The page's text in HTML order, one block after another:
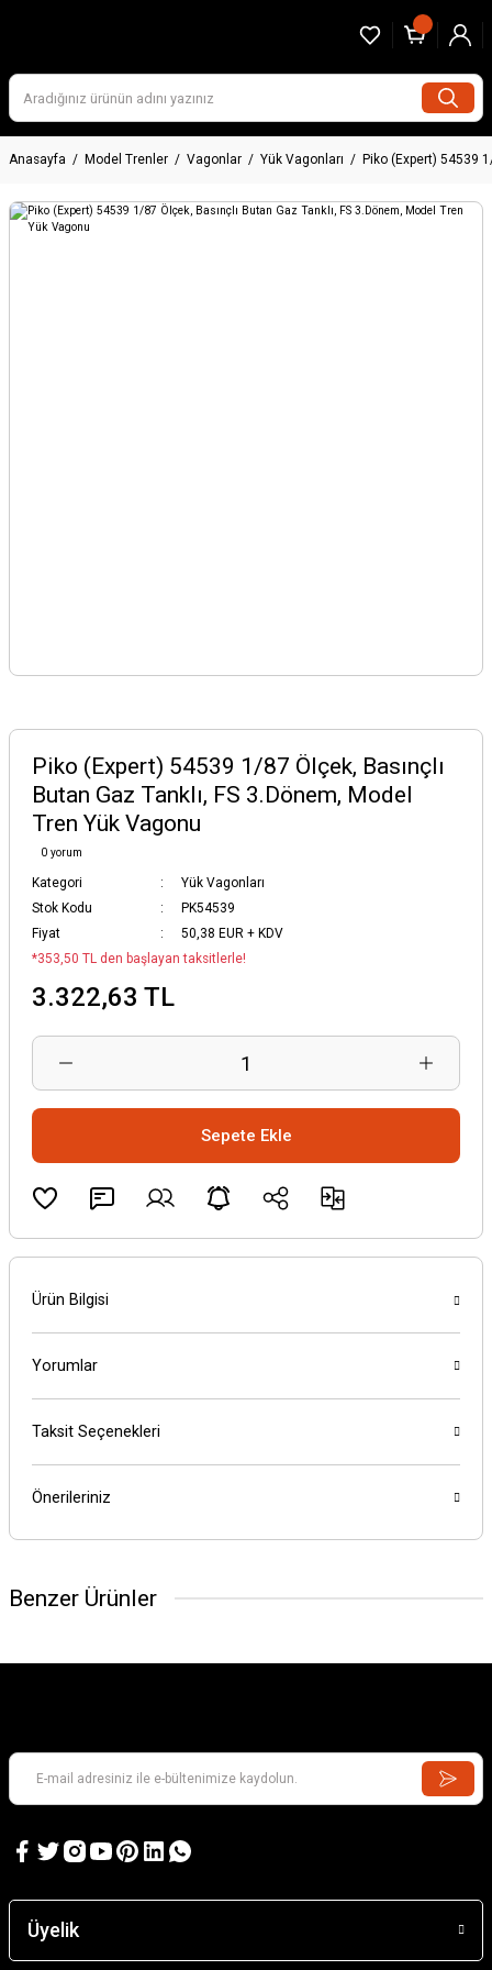
Anasayfa Model Trenler Vagonlar Yük Vagonları Piko (Expert) 54539
Piko (Expert) 54539 1/87 Ölçek, Basınçlı
Butan Gaz Tanklı, FS 3.Dönem, Model
Tren Yük Vagonu
0 yorum
Kategori
Yük Vagonları
Stok Kodu
PK54539
Fiyat
50,38 EUR + KDV
*353,50 TL den başlayan taksitlerle!
3.322,63 TL
Sepete Ekle
Ürün Bilgisi
Yorumlar
Taksit Seçenekleri
Önerileriniz
Benzer Ürünler
Üyelik